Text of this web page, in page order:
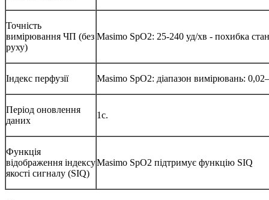
Точність
вимірювання ЧП (без
руху)
Masimo SpO2: 25-240 уд/хв - похибка
Індекс перфузії Masimo SpO2: діапазон вимірювань:
Період оновлення
даних
1с.
Функція
відображення індексу
якості сигналу (SIQ)
Masimo SpO2 підтримує функцію SIQ